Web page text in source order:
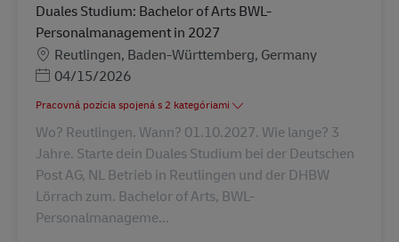
Duales Studium: Bachelor of Arts BWL-
Personalmanagement in 2027
MiestoReutlingen, Baden-Württemberg, Germany
Posted Date
04/15/2026
Pracovná pozícia spojená s 2 kategóriami
Wo? Reutlingen. Wann? 01.10.2027. Wie lange? 3
Jahre. Starte dein Duales Studium bei der Deutschen
Post AG, NL Betrieb in Reutlingen und der DHBW
Lörrach zum. Bachelor of Arts, BWL-
Personalmanageme...